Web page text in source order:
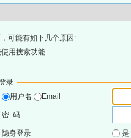
可能有如下几个原因:
用搜索功能
录
用户名
Email
密 码
隐身登录